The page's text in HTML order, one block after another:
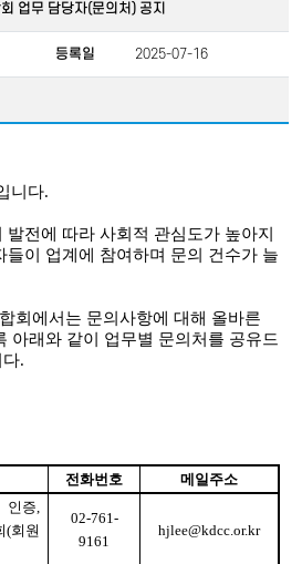
업무 담당자(문의처) 공지
등록일 2025-07-16
니다.
전에 따라 사회적 관심도가 높아지
들이 업계에 참여하며 문의 건수가 늘
회에서는 문의사항에 대해 올바른
아래와 같이 업무별 문의처를 공유드
다.
전화번호 메일주소
인증,
(회원
02-761-
9161
hjlee@kdcc.or.kr